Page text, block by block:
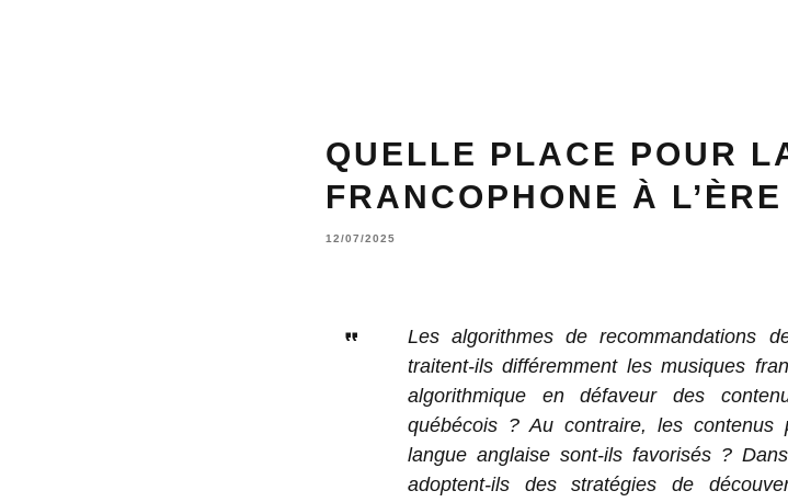
QUELLE PLACE POUR
FRANCOPHONE À
12/07/2025
Les algorithmes de recommandations
traitent-ils différemment les musiques
algorithmique en défaveur des
québécois ? Au contraire, les
langue anglaise sont-ils favorisés ?
adoptent-ils des stratégies de